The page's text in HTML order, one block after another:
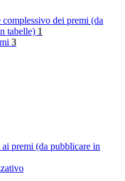
dei premi (da
tabelle) 1
3
premi (da pubblicare in